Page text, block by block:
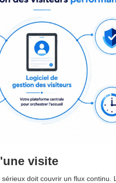
visite
doit couvrir un flux continu.